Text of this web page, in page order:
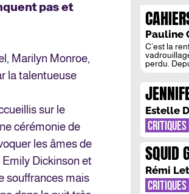
pas et
Marilyn Monroe,
la talentueuse
sur le
cérémonie de
les âmes de
Dickinson et
souffrances mais
Pauline
C’est la
perdu.
lycéen au
du temps.
nouveau […]
EST MA
Estelle
CRITIQUES
SQUID
MYTHE
Rémi
CRITIQUES